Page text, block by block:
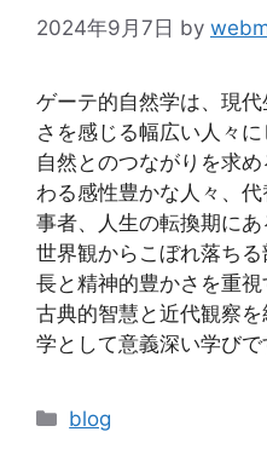
2024年9月7日 by
ゲーテ的自然学は、現
さを感じる幅広い人々に
自然とのつながりを求
わる感性豊かな人々、
事者、人生の転換期に
世界観からこぼれ落ち
長と精神的豊かさを重視
古典的智慧と近代観察
学として意義深い学びで
カ
blog